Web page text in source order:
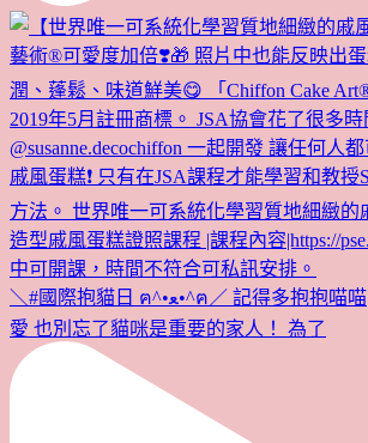
＼#國際抱貓日 ฅ^•ﻌ•^ฅ／ 記得多抱抱喵喵
愛 也別忘了貓咪是重要的家人！ 為了